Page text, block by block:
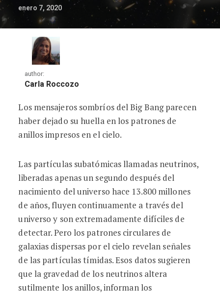
enero 7, 2020
author:
Carla Roccozo
Los antiguos neutrinos ocultos
Los mensajeros sombríos del Big Bang parecen
haber dejado su huella en los patrones de
anillos impresos en el cielo.
Las partículas subatómicas llamadas neutrinos,
liberadas apenas un segundo después del
nacimiento del universo hace 13.800 millones
de años, fluyen continuamente a través del
universo y son extremadamente difíciles de
detectar. Pero los patrones circulares de
galaxias dispersas por el cielo revelan señales
de las partículas tímidas. Esos datos sugieren
que la gravedad de los neutrinos altera
sutilmente los anillos, informan los